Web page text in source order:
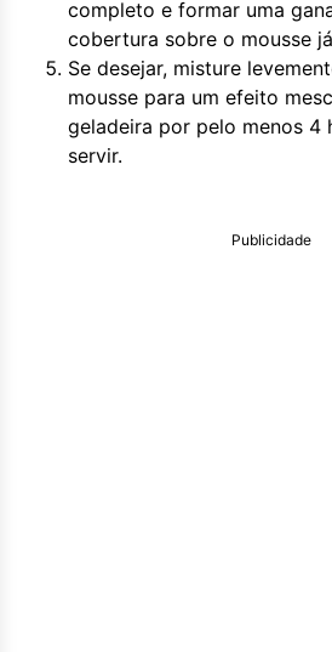
completo e formar uma
cobertura sobre o mousse
Se desejar, misture
mousse para um efeito
geladeira por pelo menos 4
servir.
Publicidade